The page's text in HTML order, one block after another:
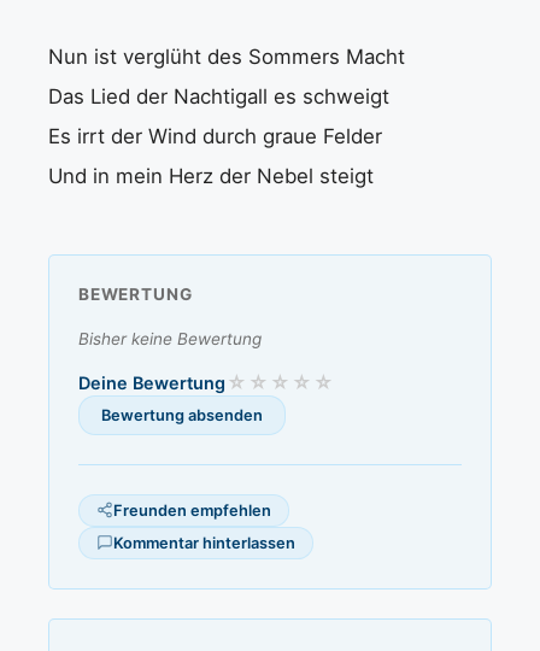
Nun ist verglüht des Sommers Macht
Das Lied der Nachtigall es schweigt
Es irrt der Wind durch graue Felder
Und in mein Herz der Nebel steigt
BEWERTUNG
Bisher keine Bewertung
Deine Bewertung
Freunden empfehlen
Kommentar hinterlassen